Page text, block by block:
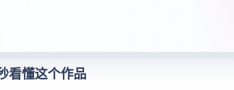
看懂这个作品